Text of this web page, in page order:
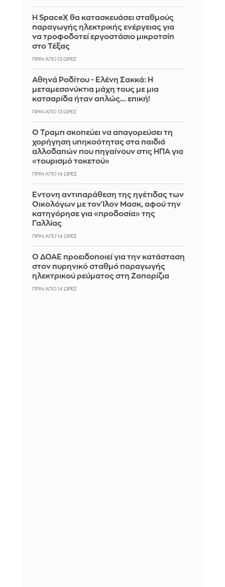
Η SpaceX θα κατασκευάσει σταθμούς
παραγωγής ηλεκτρικής ενέργειας για
να τροφοδοτεί εργοστάσιο μικροτσίπ
στο Τέξας
ΠΡΙΝ ΑΠΌ 13 ΏΡΕΣ
Αθηνά Ροδίτου - Ελένη Σακκά: Η
μεταμεσονύκτια μάχη τους με μια
κατσαρίδα ήταν απλώς... επική!
ΠΡΙΝ ΑΠΌ 13 ΏΡΕΣ
Ο Τραμπ σκοπεύει να απαγορεύσει τη
χορήγηση υπηκοότητας στα παιδιά
αλλοδαπών που πηγαίνουν στις ΗΠΑ για
«τουρισμό τοκετού»
ΠΡΙΝ ΑΠΌ 14 ΏΡΕΣ
Έντονη αντιπαράθεση της ηγέτιδας των
Οικολόγων με τον Ίλον Μασκ, αφού την
κατηγόρησε για «προδοσία» της
Γαλλίας
ΠΡΙΝ ΑΠΌ 14 ΏΡΕΣ
Ο ΔΟΑΕ προειδοποιεί για την κατάσταση
στον πυρηνικό σταθμό παραγωγής
ηλεκτρικού ρεύματος στη Ζαπορίζια
ΠΡΙΝ ΑΠΌ 14 ΏΡΕΣ